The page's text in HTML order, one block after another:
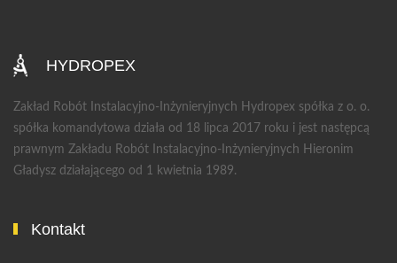
HYDROPEX
Zakład Robót Instalacyjno-Inżynieryjnych Hydropex spółka z o. o.
spółka komandytowa działa od 18 lipca 2017 roku i jest następcą
prawnym Zakładu Robót Instalacyjno-Inżynieryjnych Hieronim
Gładysz działającego od 1 kwietnia 1989.
Kontakt